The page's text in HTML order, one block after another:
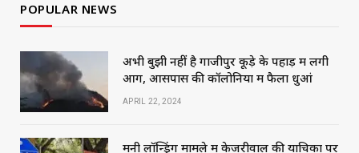
POPULAR NEWS
अभी बुझी नहीं है गाजीपुर कूड़े के पहाड़ में लगी
आग, आसपास की कॉलोनियों में फैला धुआं
APRIL 22, 2024
मनी लॉन्ड्रिंग मामले में केजरीवाल की याचिका पर